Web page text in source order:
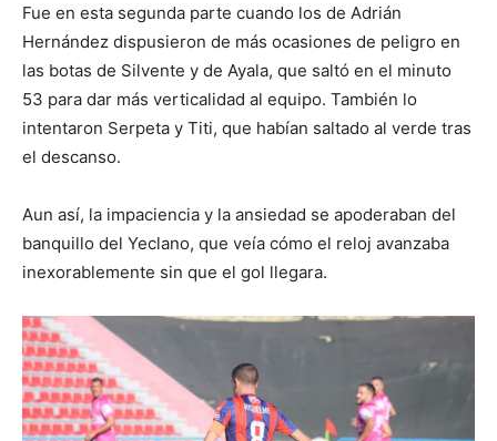
Fue en esta segunda parte cuando los de Adrián
Hernández dispusieron de más ocasiones de peligro en
las botas de Silvente y de Ayala, que saltó en el minuto
53 para dar más verticalidad al equipo. También lo
intentaron Serpeta y Titi, que habían saltado al verde tras
el descanso.
Aun así, la impaciencia y la ansiedad se apoderaban del
banquillo del Yeclano, que veía cómo el reloj avanzaba
inexorablemente sin que el gol llegara.